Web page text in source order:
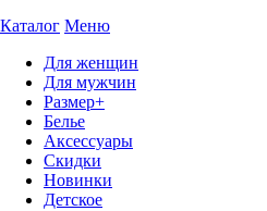
Каталог Меню
Для женщин
Для мужчин
Размер+
Белье
Аксессуары
Скидки
Новинки
Детское